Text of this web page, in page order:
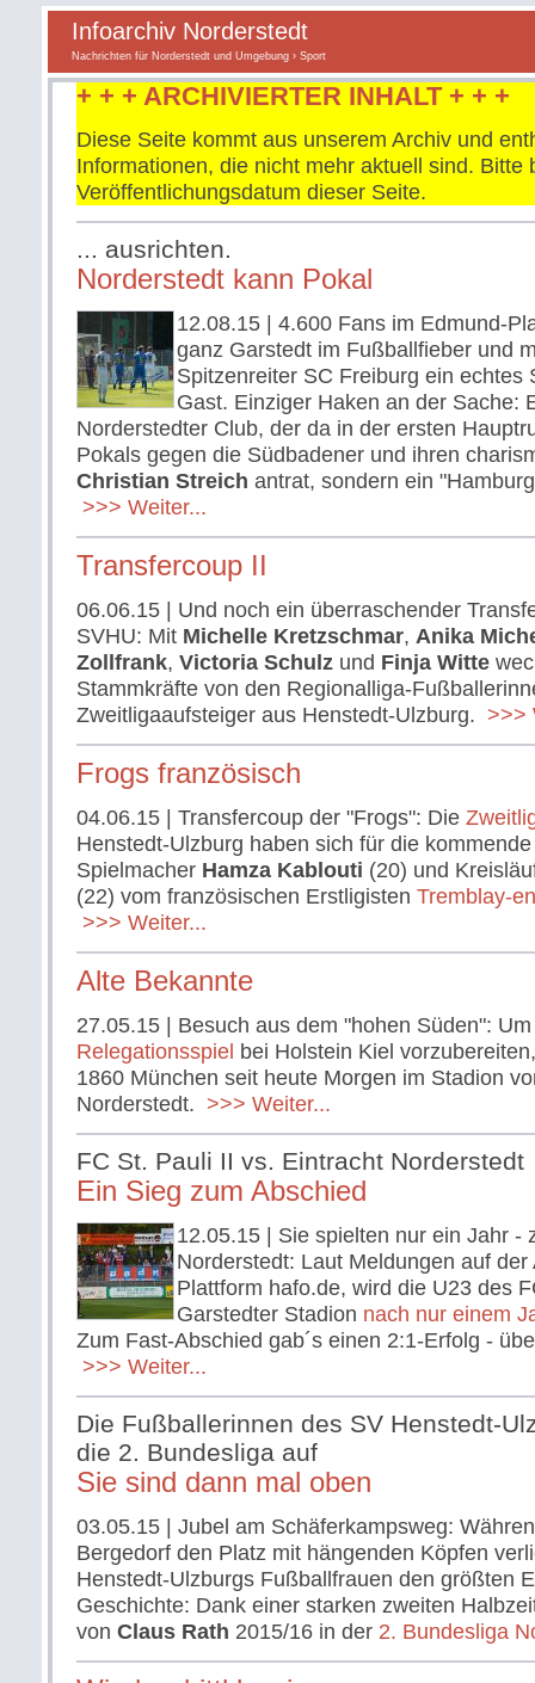
Infoarchiv Norderstedt
Nachrichten für Norderstedt und Umgebung › Sport
+ + + ARCHIVIERTER INHALT + + +
Diese Seite kommt aus unserem Archiv und
Informationen, die nicht mehr aktuell sind. Bitte
Veröffentlichungsdatum dieser Seite.
... ausrichten.
Norderstedt kann Pokal
12.08.15 | 4.600 Fans im Edmund-
ganz Garstedt im Fußballfieber und
Spitzenreiter SC Freiburg ein echtes
Gast. Einziger Haken an der Sache:
Norderstedter Club, der da in der ersten
Pokals gegen die Südbadener und ihren
Christian Streich antrat, sondern ein
>>> Weiter...
Transfercoup II
06.06.15 | Und noch ein überraschender
SVHU: Mit Michelle Kretzschmar, Anika
Zollfrank, Victoria Schulz und Finja Witte
Stammkräfte von den Regionalliga-
Zweitligaaufsteiger aus Henstedt-Ulzburg. >>>
Frogs französisch
04.06.15 | Transfercoup der "Frogs": Die
Henstedt-Ulzburg haben sich für die
Spielmacher Hamza Kablouti (20) und
(22) vom französischen Erstligisten Tremblay-
>>> Weiter...
Alte Bekannte
27.05.15 | Besuch aus dem "hohen Süden":
Relegationsspiel bei Holstein Kiel
1860 München seit heute Morgen im Stadion
Norderstedt. >>> Weiter...
FC St. Pauli II vs. Eintracht Norderstedt
Ein Sieg zum Abschied
12.05.15 | Sie spielten nur ein Jahr -
Norderstedt: Laut Meldungen auf
Plattform hafo.de, wird die U23 des
Garstedter Stadion nach nur einem
Zum Fast-Abschied gab´s einen 2:1-Erfolg -
>>> Weiter...
Die Fußballerinnen des SV Henstedt-
die 2. Bundesliga auf
Sie sind dann mal oben
03.05.15 | Jubel am Schäferkampsweg:
Bergedorf den Platz mit hängenden Köpfen
Henstedt-Ulzburgs Fußballfrauen den größten
Geschichte: Dank einer starken zweiten
von Claus Rath 2015/16 in der 2. Bundesliga